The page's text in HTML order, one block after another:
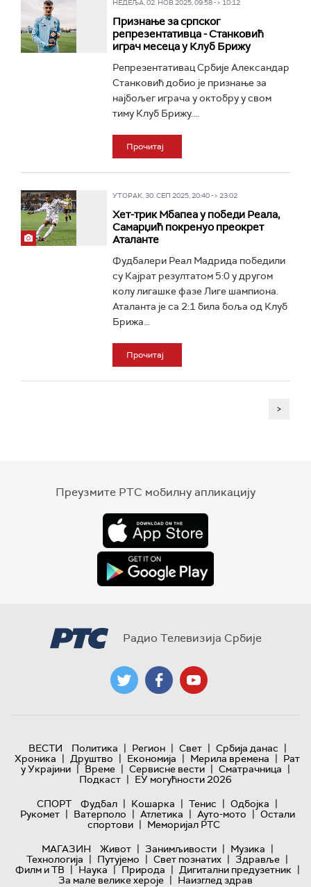
НЕДЕЉА, 02. НОВ 2025, 09:58 -> 10:12
Признање за српског
репрезентативца - Станковић
играч месеца у Клуб Брижу
Репрезентативац Србије Александар
Станковић добио је признање за
најбољег играча у октобру у свом
тиму Клуб Брижу....
Прочитај
УТОРАК, 30. СЕП 2025, 20:40 -> 23:02
Хет-трик Мбапеа у победи Реала,
Самарџић покренуо преокрет
Аталанте
Фудбалери Реал Мадрида победили
су Кајрат резултатом 5:0 у другом
колу лигашке фазе Лиге шампиона.
Аталанта је са 2:1 била боља од Клуб
Брижа...
Прочитај
>
Преузмите РТС мобилну апликацију
Радио Телевизија Србије
ВЕСТИ Политика | Регион | Свет | Србија данас |
Хроника | Друштво | Економија | Мерила времена | Рат
у Украјини | Време | Сервисне вести | Сматрачница |
Подкаст | ЕУ могућности 2026
СПОРТ
Фудбал | Кошарка | Тенис | Одбојка |
Рукомет | Ватерполо | Атлетика | Ауто-мото | Остали
спортови | Меморијал РТС
МАГАЗИН
Живот | Занимљивости | Музика |
Технологијa | Путујемо | Свет познатих | Здравље |
Филм и ТВ | Наука | Природа | Дигитални предузетник |
За мале велике хероје | Наизглед здрав